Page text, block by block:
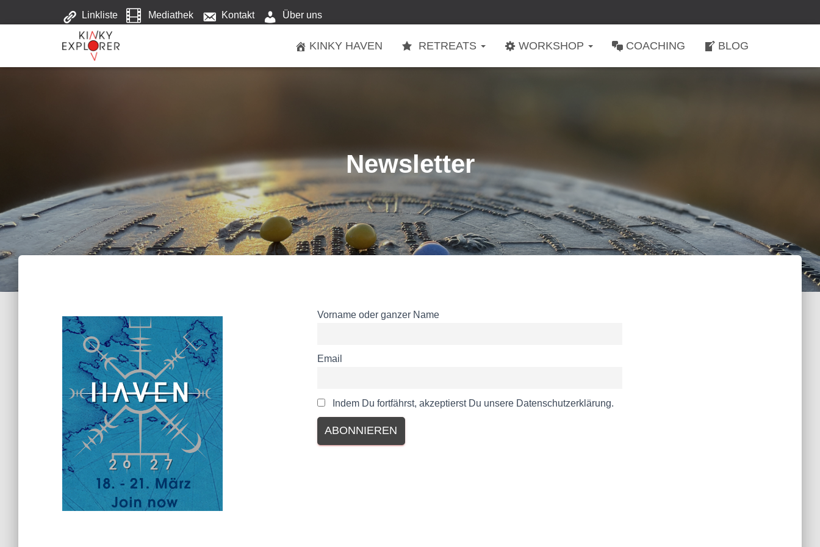
Linkliste Mediathek Kontakt Über uns
KINKY HAVEN RETREATS WORKSHOP COACHING BLOG
Newsletter
Vorname oder ganzer Name
Email
Indem Du fortfährst, akzeptierst Du unsere Datenschutzerklärung.